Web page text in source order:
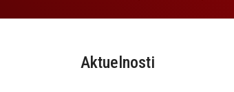
Aktuelnosti